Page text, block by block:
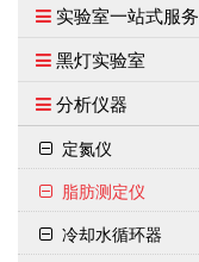
实验室一站式服务
黑灯实验室
分析仪器
定氮仪
脂肪测定仪
冷却水循环器